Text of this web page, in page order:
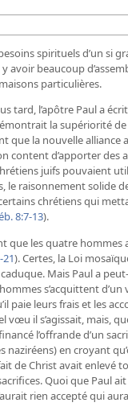
spirituels d’un si
avoir beaucoup
particulières.
tard, l’apôtre Paul a
la supériorité
que la nouvelle alliance
content d’apporter des
juifs pouvaient
le raisonnement solide
chrétiens qui
8:7-13).
que les quatre
). Certes, la Loi
Mais Paul a
s’acquittent
paie leurs frais et les
vœu il s’agissait, mais,
l’offrande d’un
naziréens) en croyant
de Christ avait enlevé
Quoi que Paul
rien accepté qui